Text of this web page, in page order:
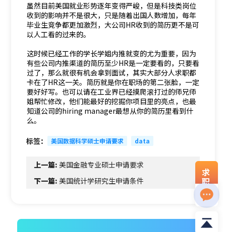
虽然目前美国就业形势逐年变得严峻，但是科技类岗位
收到的影响并不是很大，只是随着出国人数增加，每年
毕业生竞争都更加激烈，大公司HR收到的简历更不是可
以人工看的过来的。
这时候已经工作的学长学姐内推就变的尤为重要，因为
有些公司内推渠道的简历至少HR是一定要看的，只要看
过了，那么就很有机会拿到面试，其实大部分人求职都
卡在了HR这一关。简历就是你在职场的第二张脸，一定
要好好写。也可以请在工业界已经摸爬滚打过的师兄师
姐帮忙修改，他们能最好的挖掘你项目里的亮点，也最
知道公司的hiring manager最想从你的简历里看到什
么。
标签： 美国数据科学硕士申请要求 data
上一篇:美国金融专业硕士申请要求
下一篇:美国统计学研究生申请条件
求
职
资
料